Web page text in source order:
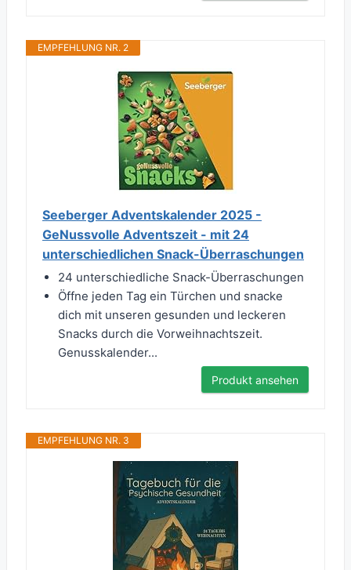
EMPFEHLUNG NR. 2
Seeberger Adventskalender 2025 -
GeNussvolle Adventszeit - mit 24
unterschiedlichen Snack-Überraschungen
24 unterschiedliche Snack-Überraschungen
Öffne jeden Tag ein Türchen und snacke
dich mit unseren gesunden und leckeren
Snacks durch die Vorweihnachtszeit.
Genusskalender...
Produkt ansehen
EMPFEHLUNG NR. 3